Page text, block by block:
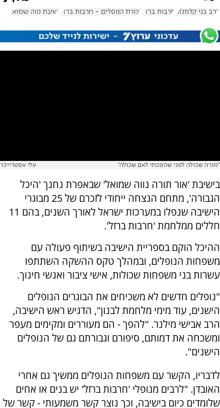
הרב בני קלמנזון חרבות ברזל גבורת הנופלים - חרבות ברזל ישיבת נווה שמואל
"מורה שכולה לפני שהפכתי לאם שכולה" אלי אסטרייכר
בישיבת 'אור תורה נווה שמואל' שבאפרת נחנך 'היכל
הגבורה', מתחם הנצחה ייחודי לזכרם של 25 מבוגרי
הישיבה שנפלו במערכות ישראל לאורך השנים, בהם 11
חללים ממלחמת 'חרבות ברזל'.
ההיכל הוקם בספריית הישיבה בשיתוף פעולה עם
משפחות הנופלים, ובמהלך טקס ההשקה השתתפו
עשרות בני משפחות שכולות, אישי ציבור ואנשי חינוך.
"נופלים חדשים לא משכיחים את הבוגרים הנופלים
הישנים, עוד מימי מלחמת לבנון", הדגיש ראש הישיבה,
הרב אבישי מילנר. "להפך - הם מעוררים ומקימים מעפר
ומשכחה את דמותם, סיפורם וגבורתם גם של הנופלים
הישנים".
לדבריו, הקשר עם משפחות הנופלים ממשיך גם אחרי
האובדן. "לרבים מנופלי 'חרבות ברזל' יש בנים או אחים
שלומדים כיום בישיבה, וכך נוצר קשר משמעותי - קשר של